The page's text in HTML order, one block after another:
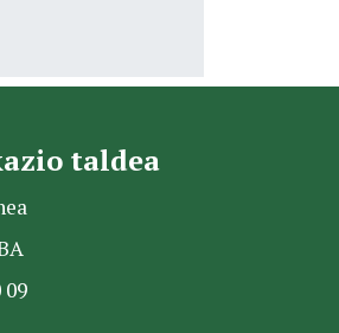
taldea
09